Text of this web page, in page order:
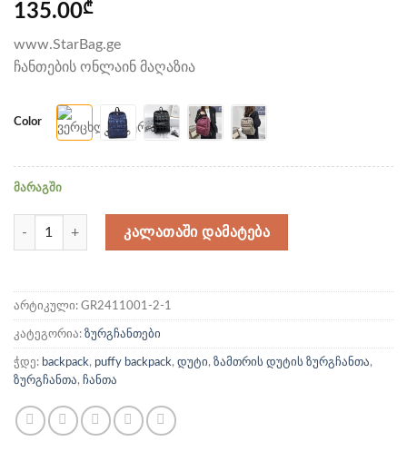
135.00₾
www.StarBag.ge
ჩანთების ონლაინ მაღაზია
color
მარაგში
რაოდენობა: დუტის ზურგჩანთა
ᲙᲐᲚᲐᲗᲐᲨᲘ ᲓᲐᲛᲐᲢᲔᲑᲐ
არტიკული: GR2411001-2-1
კატეგორია: ზურგჩანთები
ჭდე: backpack, puffy backpack, დუტი, ზამთრის დუტის ზურგჩანთა,
ზურგჩანთა, ჩანთა